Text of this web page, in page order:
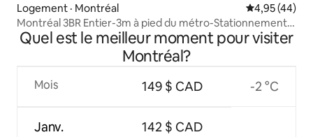
Logement · Montréal Note
4,95 (44)
Montréal 3BR Entier-3m à pied du métro-Stationnement
gratuit
Quel est le meilleur moment pour visiter
Montréal?
Mois
Janv.
149 $ CAD
142 $ CAD
-2 °C